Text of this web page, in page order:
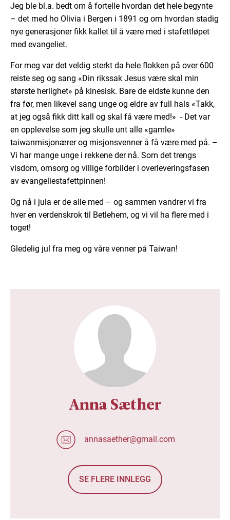
Jeg ble bl.a. bedt om å fortelle hvordan det hele begynte
– det med ho Olivia i Bergen i 1891 og om hvordan stadig
nye generasjoner fikk kallet til å være med i stafettløpet
med evangeliet.
For meg var det veldig sterkt da hele flokken på over 600
reiste seg og sang «Din rikssak Jesus være skal min
største herlighet» på kinesisk. Bare de eldste kunne den
fra før, men likevel sang unge og eldre av full hals «Takk,
at jeg også fikk ditt kall og skal få være med!» - Det var
en opplevelse som jeg skulle unt alle «gamle»
taiwanmisjonærer og misjonsvenner å få være med på. –
Vi har mange unge i rekkene der nå. Som det trengs
visdom, omsorg og villige forbilder i overleveringsfasen
av evangeliestafettpinnen!
Og nå i jula er de alle med – og sammen vandrer vi fra
hver en verdenskrok til Betlehem, og vi vil ha flere med i
toget!
Gledelig jul fra meg og våre venner på Taiwan!
Anna Sæther
annasaether@gmail.com
SE FLERE INNLEGG